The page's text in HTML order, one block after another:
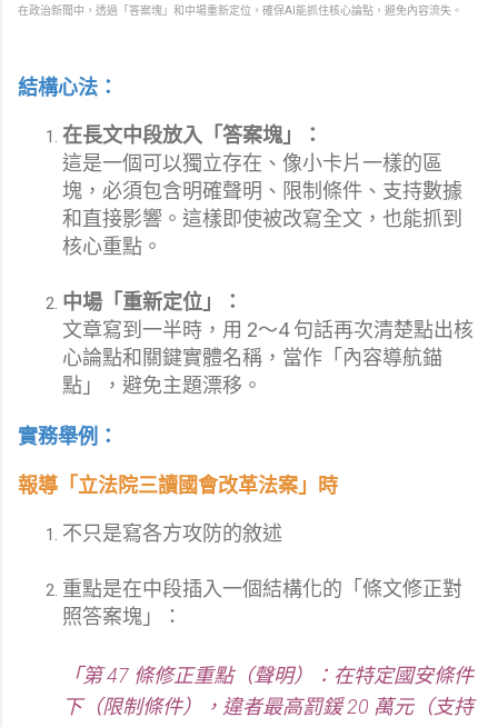
在政治新聞中，透過「答案塊」和中場重新定位，確保AI能抓住核心論點，避免內容流失。
結構心法：
在長文中段放入「答案塊」：
這是一個可以獨立存在、像小卡片一樣的區
塊，必須包含明確聲明、限制條件、支持數據
和直接影響。這樣即使被改寫全文，也能抓到
核心重點。
中場「重新定位」：
文章寫到一半時，用 2～4 句話再次清楚點出核
心論點和關鍵實體名稱，當作「內容導航錨
點」，避免主題漂移。
實務舉例：
報導「立法院三讀國會改革法案」時
不只是寫各方攻防的敘述
重點是在中段插入一個結構化的「條文修正對
照答案塊」：
「第 47 條修正重點（聲明）：在特定國安條件
下（限制條件），違者最高罰鍰 20 萬元（支持